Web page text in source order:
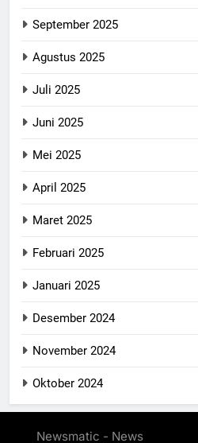
September 2025
Agustus 2025
Juli 2025
Juni 2025
Mei 2025
April 2025
Maret 2025
Februari 2025
Januari 2025
Desember 2024
November 2024
Oktober 2024
Newsmatic - News